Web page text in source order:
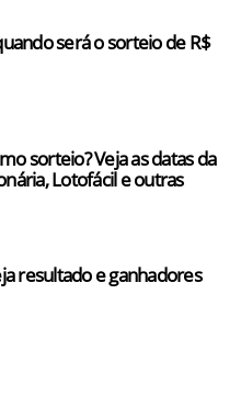
será o sorteio de R$
sorteio? Veja as datas da
Lotofácil e outras
resultado e ganhadores